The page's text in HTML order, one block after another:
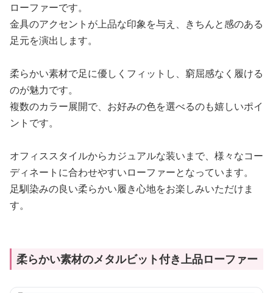
ローファーです。
金具のアクセントが上品な印象を与え、きちんと感のある
足元を演出します。
柔らかい素材で足に優しくフィットし、窮屈感なく履ける
のが魅力です。
複数のカラー展開で、お好みの色を選べるのも嬉しいポイ
ントです。
オフィススタイルからカジュアルな装いまで、様々なコー
ディネートに合わせやすいローファーとなっています。
足馴染みの良い柔らかい履き心地をお楽しみいただけま
す。
柔らかい素材のメタルビット付き上品ローファー